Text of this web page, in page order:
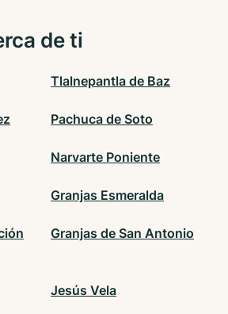
de ti
Tlalnepantla de Baz
Pachuca de Soto
Narvarte Poniente
Granjas Esmeralda
Granjas de San Antonio
Jesús Vela